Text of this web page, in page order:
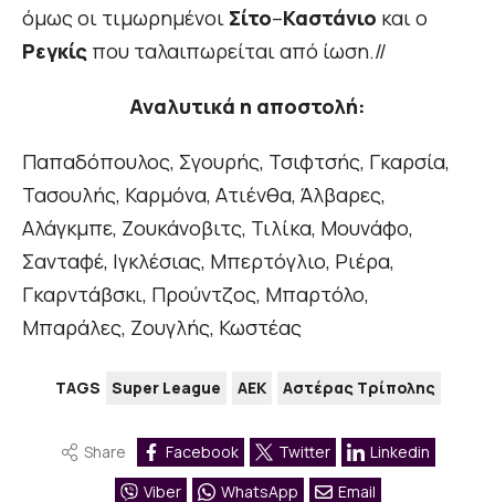
όμως οι τιμωρημένοι Σίτο–Καστάνιο και ο
Ρεγκίς που ταλαιπωρείται από ίωση.//
Αναλυτικά η αποστολή:
Παπαδόπουλος, Σγουρής, Τσιφτσής, Γκαρσία,
Τασουλής, Καρμόνα, Ατιένθα, Άλβαρες,
Αλάγκμπε, Ζουκάνοβιτς, Τιλίκα, Μουνάφο,
Σανταφέ, Ιγκλέσιας, Μπερτόγλιο, Ριέρα,
Γκαρντάβσκι, Προύντζος, Μπαρτόλο,
Μπαράλες, Ζουγλής, Κωστέας
TAGS Super League ΑΕΚ Αστέρας Τρίπολης
Share Facebook Twitter
Linkedin
Viber
WhatsApp Email